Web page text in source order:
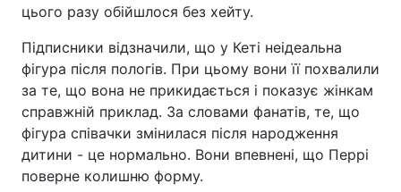
цього разу обійшлося без хейту.
Підписники відзначили, що у Кеті неідеальна
фігура після пологів. При цьому вони її похвалили
за те, що вона не прикидається і показує жінкам
справжній приклад. За словами фанатів, те, що
фігура співачки змінилася після народження
дитини - це нормально. Вони впевнені, що Перрі
поверне колишню форму.